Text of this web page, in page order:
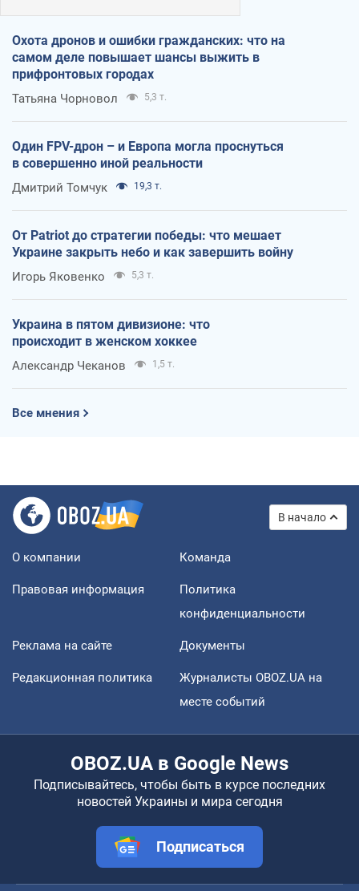
Охота дронов и ошибки гражданских: что на
самом деле повышает шансы выжить в
прифронтовых городах
Татьяна Чорновол 5,3 т.
Один FPV-дрон – и Европа могла проснуться
в совершенно иной реальности
Дмитрий Томчук 19,3 т.
От Patriot до стратегии победы: что мешает
Украине закрыть небо и как завершить войну
Игорь Яковенко 5,3 т.
Украина в пятом дивизионе: что
происходит в женском хоккее
Александр Чеканов 1,5 т.
Все мнения
В начало
О компании Команда
Правовая информация
Политика
конфиденциальности
Реклама на сайте Документы
Редакционная политика
Журналисты OBOZ.UA на
месте событий
OBOZ.UA в Google News
Подписывайтесь, чтобы быть в курсе последних
новостей Украины и мира сегодня
Подписаться